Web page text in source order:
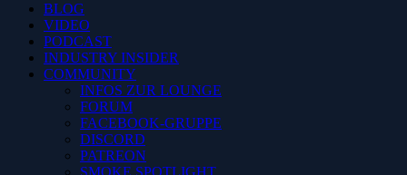
BLOG
VIDEO
PODCAST
INDUSTRY INSIDER
COMMUNITY
INFOS ZUR LOUNGE
FORUM
FACEBOOK-GRUPPE
DISCORD
PATREON
SMOKE SPOTLIGHT